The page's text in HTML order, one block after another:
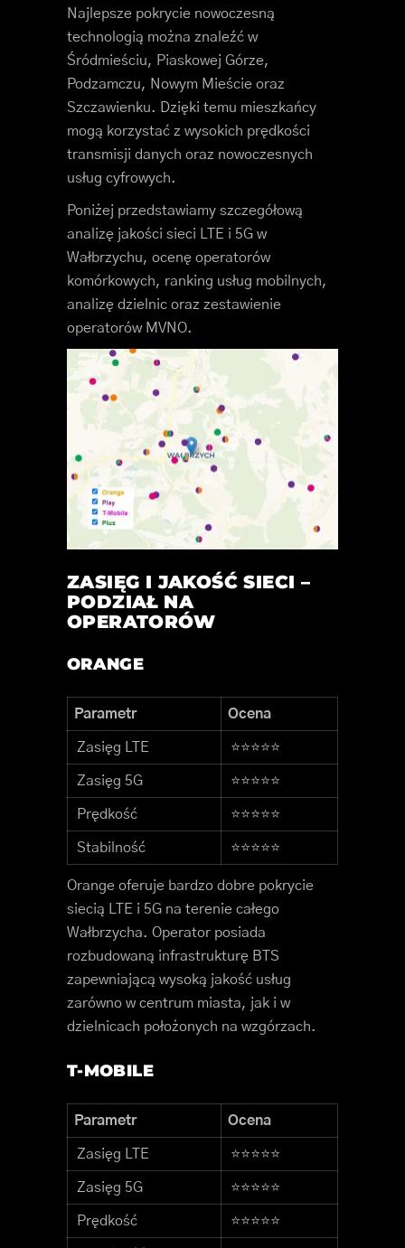
Najlepsze pokrycie nowoczesną
technologią można znaleźć w
Śródmieściu, Piaskowej Górze,
Podzamczu, Nowym Mieście oraz
Szczawienku. Dzięki temu mieszkańcy
mogą korzystać z wysokich prędkości
transmisji danych oraz nowoczesnych
usług cyfrowych.
Poniżej przedstawiamy szczegółową
analizę jakości sieci LTE i 5G w
Wałbrzychu, ocenę operatorów
komórkowych, ranking usług mobilnych,
analizę dzielnic oraz zestawienie
operatorów MVNO.
ZASIĘG I JAKOŚĆ SIECI –
PODZIAŁ NA
OPERATORÓW
ORANGE
Parametr Ocena
Zasięg LTE ⭐⭐⭐⭐⭐
Zasięg 5G ⭐⭐⭐⭐⭐
Prędkość ⭐⭐⭐⭐⭐
Stabilność ⭐⭐⭐⭐⭐
Orange oferuje bardzo dobre pokrycie
siecią LTE i 5G na terenie całego
Wałbrzycha. Operator posiada
rozbudowaną infrastrukturę BTS
zapewniającą wysoką jakość usług
zarówno w centrum miasta, jak i w
dzielnicach położonych na wzgórzach.
T-MOBILE
Parametr Ocena
Zasięg LTE ⭐⭐⭐⭐⭐
Zasięg 5G ⭐⭐⭐⭐⭐
Prędkość ⭐⭐⭐⭐⭐